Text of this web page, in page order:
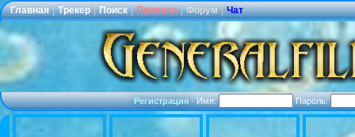
Главная | Трекер | Поиск | Правила | Форум | Чат
Регистрация·Имя: Пароль: